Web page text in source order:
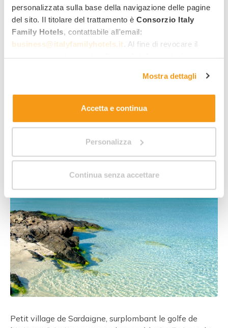
personalizzata sulla base della navigazione delle pagine
del sito. Il titolare del trattamento è Consorzio Italy
Family Hotels , contattabile all'email:
business@italyfamilyhotels.it . Al fine di revocare il
. Allo stesso link trovi la nostra informativa
estesa sui cookie.
Mostra dettagli
Accetta e continua
Personalizza
Continua senza accettare
Ouvert jusqu'au 18/10/26 et à partir du 17/05/27
2 offres à partir de 83,00 €
par nuit/adulte, en demi-pension
2 offres à partir de 83,00 €
Découvrir Stintino
Petit village de Sardaigne, surplombant le golfe de